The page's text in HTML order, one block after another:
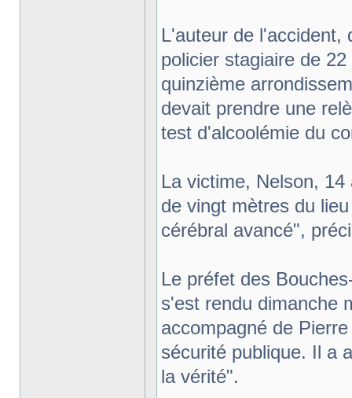
L'auteur de l'accident,
policier stagiaire de
quinzième
devait prendre une
test d'alcoolémie du
La victime, Nelson,
de vingt mètres du
cérébral avancé",
Le préfet des
s'est rendu dimanche
accompagné de
sécurité publique. Il a
la vérité".